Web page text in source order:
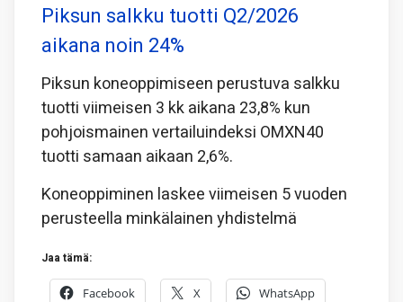
Piksun salkku tuotti Q2/2026
aikana noin 24%
Piksun koneoppimiseen perustuva salkku
tuotti viimeisen 3 kk aikana 23,8% kun
pohjoismainen vertailuindeksi OMXN40
tuotti samaan aikaan 2,6%.
Koneoppiminen laskee viimeisen 5 vuoden
perusteella minkälainen yhdistelmä
Jaa tämä:
Facebook X WhatsApp